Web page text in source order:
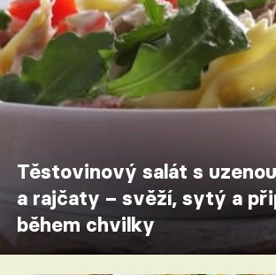
Těstovinový salát s
a rajčaty – svěží, sytý a
během chvilky